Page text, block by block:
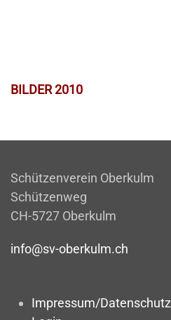
BILDER 2010
Schützenverein Oberkulm
Schützenweg
CH-5727 Oberkulm
info@sv-oberkulm.ch
Impressum/Datenschutz